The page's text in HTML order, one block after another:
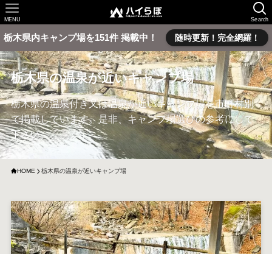
Search
MENU
栃木県内キャンプ場を151件 掲載中！ 随時更新！完全網羅！
栃木県の温泉が近いキャンプ場
栃木県の温泉付き又は温泉が近いキャンプ場を市町村別
で掲載しています。是非、キャンプ場選びの参考にして
下さい。
HOME 栃木県の温泉が近いキャンプ場